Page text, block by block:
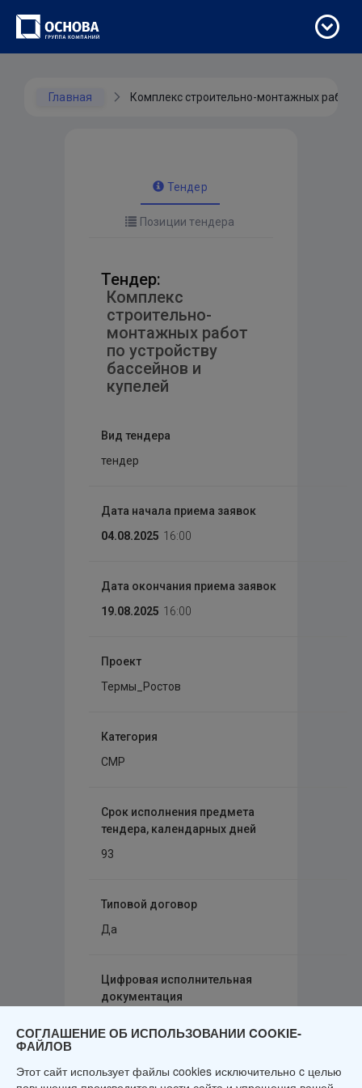
Главная Комплекс строительно-монтажных работ
Тендер
Позиции тендера
Тендер:
Комплекс
строительно-
монтажных работ
по устройству
бассейнов и
купелей
Вид тендера
тендер
Дата начала приема заявок
04.08.2025 16:00
Дата окончания приема заявок
19.08.2025 16:00
Проект
Термы_Ростов
Категория
СМР
Срок исполнения предмета
тендера, календарных дней
93
Типовой договор
Да
Цифровая исполнительная
документация
СОГЛАШЕНИЕ ОБ ИСПОЛЬЗОВАНИИ COOKIE-
ФАЙЛОВ
Этот сайт использует файлы cookies исключительно c целью